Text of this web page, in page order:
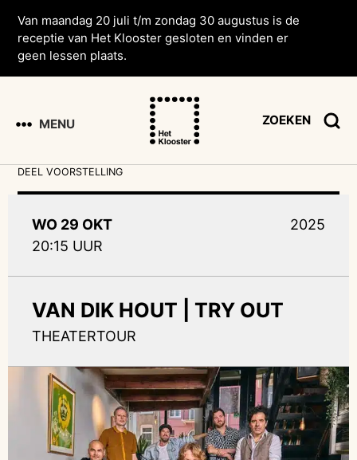
Van maandag 20 juli t/m zondag 30 augustus is de
receptie van Het Klooster gesloten en vinden er
geen lessen plaats.
MENU ZOEKEN
DEEL VOORSTELLING
WO 29 OKT
20:15 UUR
2025
VAN DIK HOUT | TRY OUT
THEATERTOUR